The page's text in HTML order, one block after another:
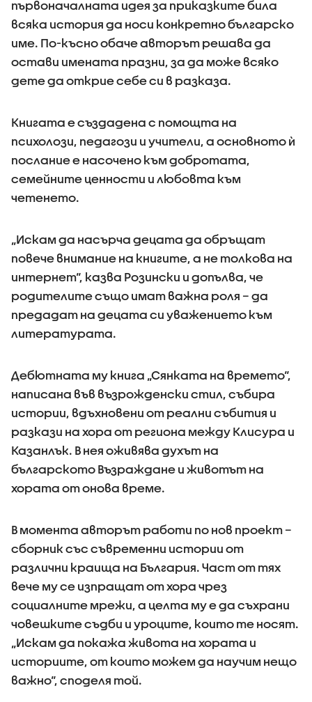
първоначалната идея за приказките била
всяка история да носи конкретно българско
име. По-късно обаче авторът решава да
остави имената празни, за да може всяко
дете да открие себе си в разказа.
Книгата е създадена с помощта на
психолози, педагози и учители, а основното ѝ
послание е насочено към добротата,
семейните ценности и любовта към
четенето.
„Искам да насърча децата да обръщат
повече внимание на книгите, а не толкова на
интернет“, казва Розински и допълва, че
родителите също имат важна роля – да
предадат на децата си уважението към
литературата.
Дебютната му книга „Сянката на времето“,
написана във възрожденски стил, събира
истории, вдъхновени от реални събития и
разкази на хора от региона между Клисура и
Казанлък. В нея оживява духът на
българското Възраждане и животът на
хората от онова време.
В момента авторът работи по нов проект –
сборник със съвременни истории от
различни краища на България. Част от тях
вече му се изпращат от хора чрез
социалните мрежи, а целта му е да съхрани
човешките съдби и уроците, които те носят.
„Искам да покажа живота на хората и
историите, от които можем да научим нещо
важно“, споделя той.